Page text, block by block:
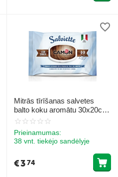
Mitrās tīrīšanas salvetes
balto koku aromātu 30x20cm
40gb.
Prieinamumas:
38 vnt. tiekėjo sandėlyje
€374